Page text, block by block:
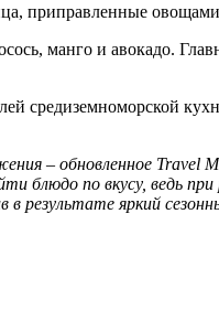
приправленные
манго и авокадо.
средиземноморской
– обновленное Travel
по вкусу, ведь при
результате яркий